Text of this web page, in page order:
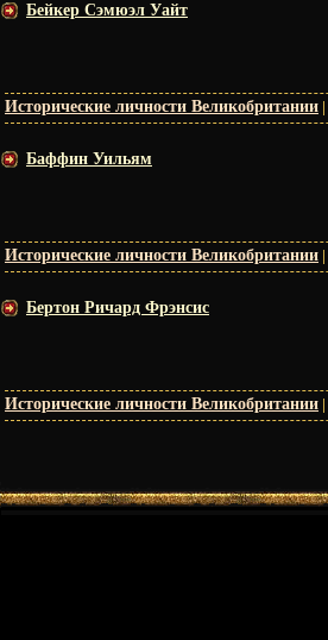
Бейкер Сэмюэл Уайт
Исторические личности Великобритании |
Баффин Уильям
Исторические личности Великобритании |
Бертон Ричард Фрэнсис
Исторические личности Великобритании |